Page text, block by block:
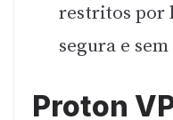
restritos por
segura e
Proton